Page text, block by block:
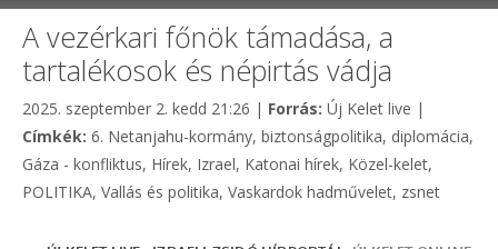
A vezérkari főnök támadása, a
tartalékosok és népirtás vádja
2025. szeptember 2. kedd 21:26 | Forrás: Kategória
Új Kelet live |
Címkék: Címkék
6. Netanjahu-kormány, biztonságpolitika, diplomácia,
Gáza - konfliktus, Hírek, Izrael, Katonai hírek, Közel-kelet,
POLITIKA, Vallás és politika, Vaskardok hadművelet, zsnet